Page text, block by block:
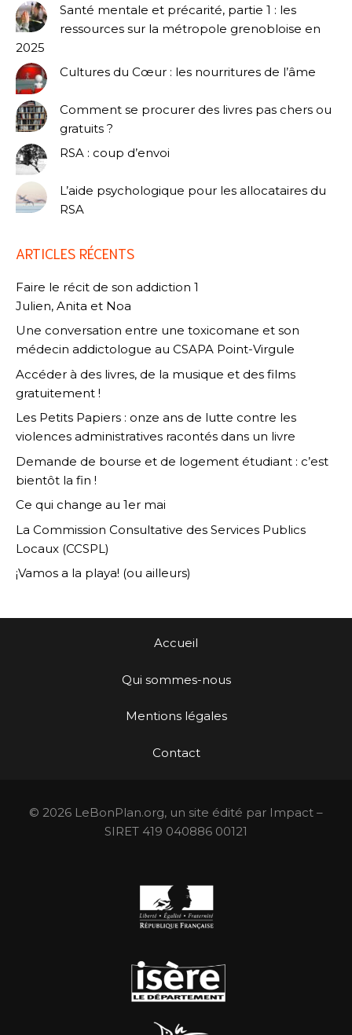
Santé mentale et précarité, partie 1 : les
ressources sur la métropole grenobloise en
2025
Cultures du Cœur : les nourritures de l’âme
Comment se procurer des livres pas chers ou
gratuits ?
RSA : coup d’envoi
L’aide psychologique pour les allocataires du
RSA
ARTICLES RÉCENTS
Faire le récit de son addiction 1
Julien, Anita et Noa
Une conversation entre une toxicomane et son
médecin addictologue au CSAPA Point-Virgule
Accéder à des livres, de la musique et des films
gratuitement !
Les Petits Papiers : onze ans de lutte contre les
violences administratives racontés dans un livre
Demande de bourse et de logement étudiant : c’est
bientôt la fin !
Ce qui change au 1er mai
La Commission Consultative des Services Publics
Locaux (CCSPL)
¡Vamos a la playa! (ou ailleurs)
Accueil
Qui sommes-nous
Mentions légales
Contact
© 2026 LeBonPlan.org, un site édité par Impact –
SIRET 419 040886 00121